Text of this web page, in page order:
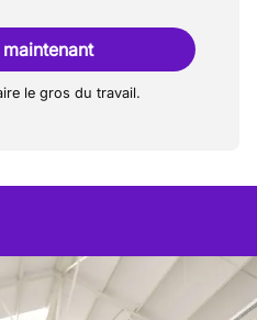
le gros du travail.